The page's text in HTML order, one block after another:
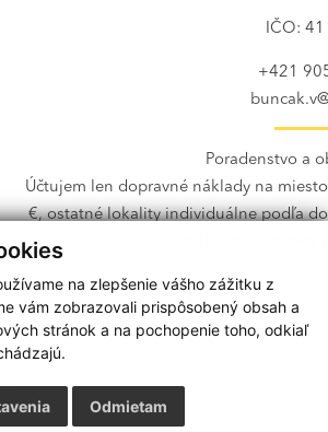
na zlepšenie vášho zážitku z
vám zobrazovali prispôsobený obsah a
stránok a na pochopenie toho, odkiaľ
Odmietam
IČO:
+421
Poradenstvo a
Účtujem len dopravné náklady na
€, ostatné lokality individuálne podľa
realizácie